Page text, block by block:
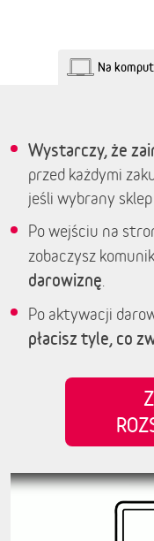
Na
Wystarczy, że
przed każdymi
jeśli wybrany sklep
Po wejściu na
zobaczysz
darowiznę
Po aktywacji
płacisz tyle, co